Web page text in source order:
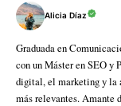
Alicia Díaz
Graduada en
con un Máster en SEO y
digital, el marketing y la
más relevantes. Amante